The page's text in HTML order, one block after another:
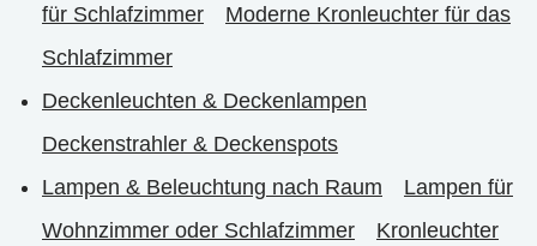
für Schlafzimmer
Moderne Kronleuchter für das
Schlafzimmer
Deckenleuchten & Deckenlampen
Deckenstrahler & Deckenspots
Lampen & Beleuchtung nach Raum
Lampen für
Wohnzimmer oder Schlafzimmer
Kronleuchter